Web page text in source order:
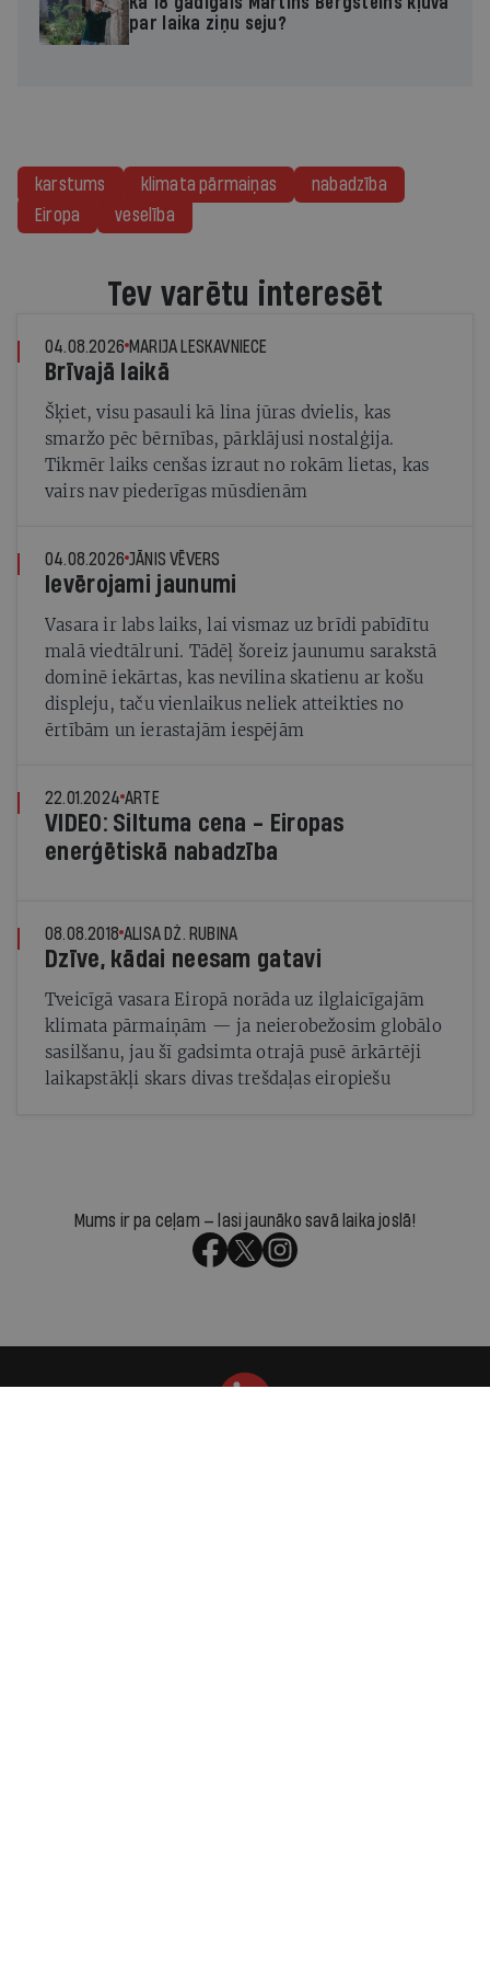
par laika ziņu seju?
karstums klimata pārmaiņas
nabadzība
Eiropa
veselība
Tev varētu interesēt
04.08.2026 MARIJA LESKAVNIECE
Brīvajā laikā
Šķiet, visu pasauli kā lina jūras dvielis, kas
smaržo pēc bērnības, pārklājusi nostalģija.
Tikmēr laiks cenšas izraut no rokām lietas, kas
vairs nav piederīgas mūsdienām
04.08.2026 JĀNIS VĒVERS
Ievērojami jaunumi
Vasara ir labs laiks, lai vismaz uz brīdi pabīdītu
malā viedtālruni. Tādēļ šoreiz jaunumu sarakstā
dominē iekārtas, kas nevilina skatienu ar košu
displeju, taču vienlaikus neliek atteikties no
ērtībām un ierastajām iespējām
22.01.2024 ARTE
VIDEO: Siltuma cena - Eiropas
enerģētiskā nabadzība
08.08.2018 ALISA DŽ. RUBINA
Dzīve, kādai neesam gatavi
Tveicīgā vasara Eiropā norāda uz ilglaicīgajām
klimata pārmaiņām — ja neierobežosim globālo
sasilšanu, jau šī gadsimta otrajā pusē ārkārtēji
laikapstākļi skars divas trešdaļas eiropiešu
Mums ir pa ceļam — lasi jaunāko savā laika joslā!